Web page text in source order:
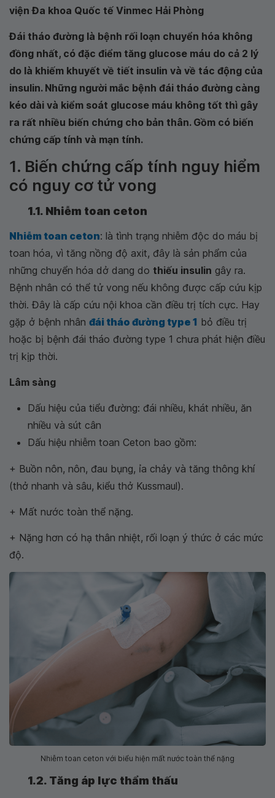
viện Đa khoa Quốc tế Vinmec Hải Phòng
Đái tháo đường là bệnh rối loạn chuyển hóa không
đồng nhất, có đặc điểm tăng glucose máu do cả 2 lý
do là khiếm khuyết về tiết insulin và về tác động của
insulin. Những người mắc bệnh đái tháo đường càng
kéo dài và kiểm soát glucose máu không tốt thì gây
ra rất nhiều biến chứng cho bản thân. Gồm có biến
chứng cấp tính và mạn tính.
1. Biến chứng cấp tính nguy hiểm
có nguy cơ tử vong
1.1. Nhiễm toan ceton
Nhiễm toan ceton: là tình trạng nhiễm độc do máu bị
toan hóa, vì tăng nồng độ axit, đây là sản phẩm của
những chuyển hóa dở dang do thiếu insulin gây ra.
Bệnh nhân có thể tử vong nếu không được cấp cứu kịp
thời. Đây là cấp cứu nội khoa cần điều trị tích cực. Hay
gặp ở bệnh nhân đái tháo đường type 1 bỏ điều trị
hoặc bị bệnh đái tháo đường type 1 chưa phát hiện điều
trị kịp thời.
Lâm sàng
Dấu hiệu của tiểu đường: đái nhiều, khát nhiều, ăn
nhiều và sút cân
Dấu hiệu nhiễm toan Ceton bao gồm:
+ Buồn nôn, nôn, đau bụng, ỉa chảy và tăng thông khí
(thở nhanh và sâu, kiểu thở Kussmaul).
+ Mất nước toàn thể nặng.
+ Nặng hơn có hạ thân nhiệt, rối loạn ý thức ở các mức
độ.
Nhiễm toan ceton với biểu hiện mất nước toàn thể nặng
1.2. Tăng áp lực thẩm thấu